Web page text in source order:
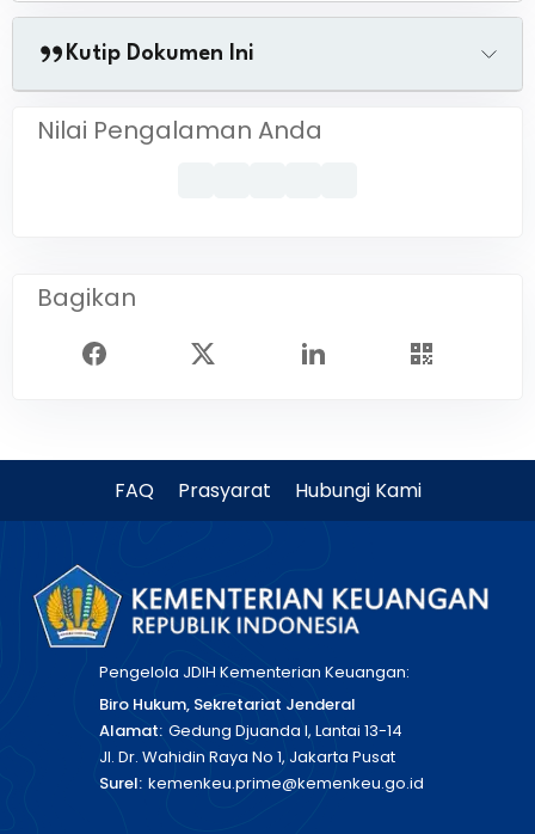
Kutip Dokumen Ini
Nilai Pengalaman Anda
Bagikan
FAQ Prasyarat Hubungi Kami
Pengelola JDIH Kementerian Keuangan:
Biro Hukum, Sekretariat Jenderal
Alamat: Gedung Djuanda I, Lantai 13-14
Jl. Dr. Wahidin Raya No 1, Jakarta Pusat
Surel: kemenkeu.prime@kemenkeu.go.id